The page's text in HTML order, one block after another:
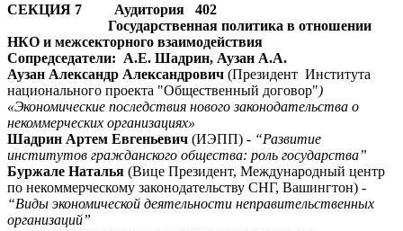
СЕКЦИЯ 7 Аудитория 402
Государственная политика в отношении
НКО и межсекторного взаимодействия
Сопредседатели: А.Е. Шадрин, Аузан А.А.
Аузан Александр Александрович (Президент Института
национального проекта "Общественный договор")
«Экономические последствия нового законодательства о
некоммерческих организациях»
Шадрин Артем Евгеньевич (ИЭПП) - “Развитие
институтов гражданского общества: роль государства”
Буржале Наталья (Вице Президент, Международный центр
по некоммерческому законодательству СНГ, Вашингтон) -
“Виды экономической деятельности неправительственных
организаций”